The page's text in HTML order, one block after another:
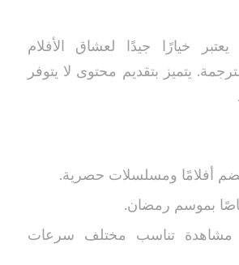
موقع MyCima يعتبر خيارًا جيدًا لعشاق الأفلام
يتميز بتقديم محتوى لا يتوفر
أفلامًا ومسلسلات حصرية.
بموسم رمضان.
مشاهدة تناسب مختلف سرعات